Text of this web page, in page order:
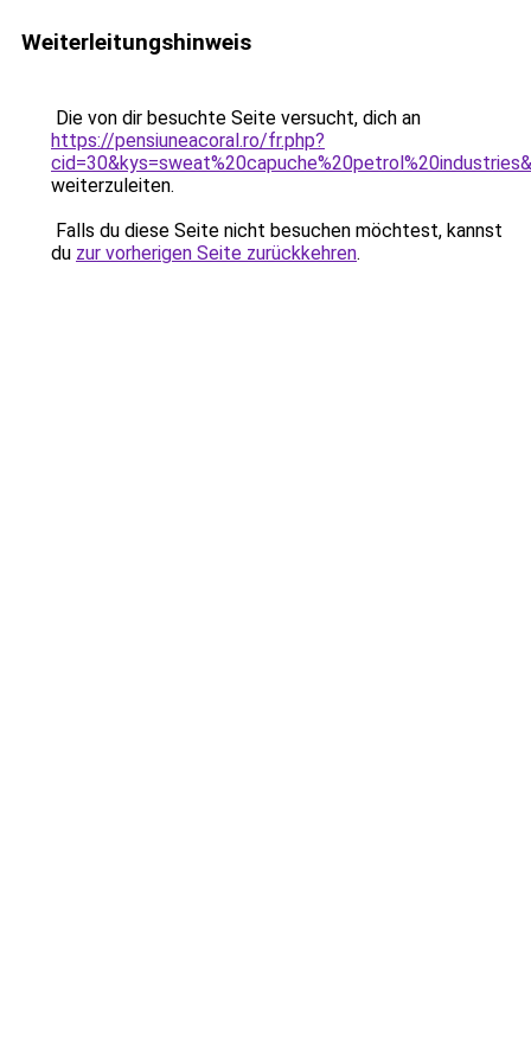
Weiterleitungshinweis
Die von dir besuchte Seite versucht, dich an
https://pensiuneacoral.ro/fr.php?
weiterzuleiten.
Falls du diese Seite nicht besuchen möchtest, kannst
du zur vorherigen Seite zurückkehren.